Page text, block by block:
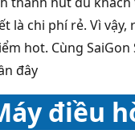
là chi phí rẻ. Vì
hot. Cùng
đây
điều